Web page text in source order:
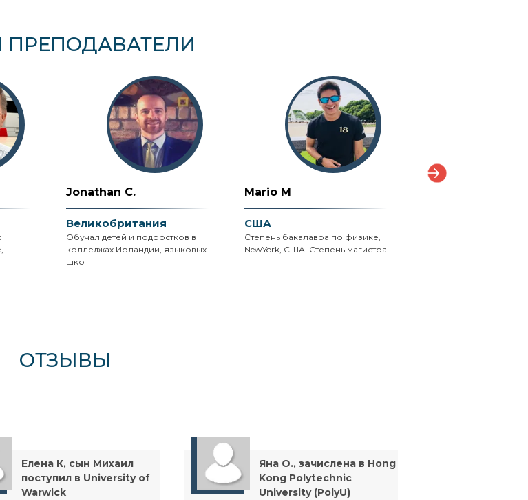
Jonathan C.
Великобритания
Обучал детей и подростков в
колледжах Ирландии, языковых
шко
Mario M
США
Степень бакалавра по физике,
NewYork, США. Степень магистра
ОТЗЫВЫ
Елена К, сын Михаил
поступил в University of
Warwick
Яна О., зачислена в Hong
Kong Polytechnic
University (PolyU)